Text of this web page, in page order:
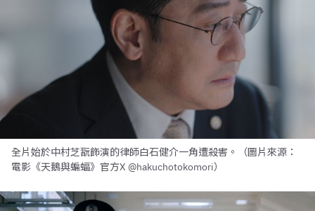
全片始於中村芝翫飾演的律師白石健介一角遭殺害。（圖片來源：
電影《天鵝與蝙蝠》官方X @hakuchotokomori）